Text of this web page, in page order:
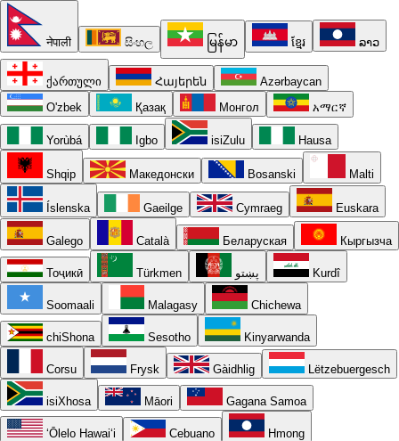
नेपाली සිංහල မြန်မာ ខ្មែរ ລາວ
ქართული Հայերեն
Azərbaycan
O'zbek
Қазақ Монгол አማርኛ
Yorùbá Igbo isiZulu Hausa
Shqip Македонски Bosanski Malti
Íslenska Gaeilge Cymraeg Euskara
Galego Català Беларуская Кыргызча
Тоҷикӣ Türkmen پښتو Kurdî
Soomaali Malagasy Chichewa
chiShona Sesotho Kinyarwanda
Corsu Frysk Gàidhlig Lëtzebuergesch
isiXhosa Māori Gagana Samoa
ʻŌlelo Hawaiʻi Cebuano Hmong